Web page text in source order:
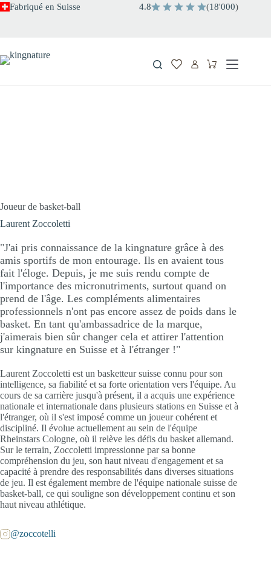
Passer
Fabriqué en Suisse 4.8 (18'000)
Panier
Joueur de basket-ball
Laurent Zoccoletti
"J'ai pris connaissance de la kingnature grâce à des
amis sportifs de mon entourage. Ils en avaient tous
fait l'éloge. Depuis, je me suis rendu compte de
l'importance des micronutriments, surtout quand on
prend de l'âge. Les compléments alimentaires
professionnels n'ont pas encore assez de poids dans le
basket. En tant qu'ambassadrice de la marque,
j'aimerais bien sûr changer cela et attirer l'attention
sur kingnature en Suisse et à l'étranger !"
Laurent Zoccoletti est un basketteur suisse connu pour son
intelligence, sa fiabilité et sa forte orientation vers l'équipe. Au
cours de sa carrière jusqu'à présent, il a acquis une expérience
nationale et internationale dans plusieurs stations en Suisse et à
l'étranger, où il s'est imposé comme un joueur cohérent et
discipliné. Il évolue actuellement au sein de l'équipe
Rheinstars Cologne, où il relève les défis du basket allemand.
Sur le terrain, Zoccoletti impressionne par sa bonne
compréhension du jeu, son haut niveau d'engagement et sa
capacité à prendre des responsabilités dans diverses situations
de jeu. Il est également membre de l'équipe nationale suisse de
basket-ball, ce qui souligne son développement continu et son
haut niveau athlétique.
@zoccotelli